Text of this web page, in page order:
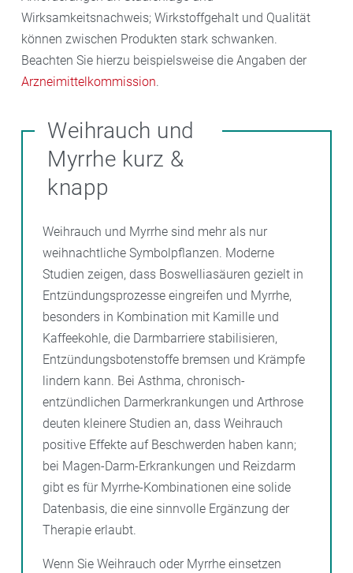
Wirksamkeitsnachweis; Wirkstoffgehalt und Qualität
können zwischen Produkten stark schwanken.
Beachten Sie hierzu beispielsweise die Angaben der
Arzneimittelkommission.
Weihrauch und
Myrrhe kurz &
knapp
Weihrauch und Myrrhe sind mehr als nur
weihnachtliche Symbolpflanzen. Moderne
Studien zeigen, dass Boswelliasäuren gezielt in
Entzündungsprozesse eingreifen und Myrrhe,
besonders in Kombination mit Kamille und
Kaffeekohle, die Darmbarriere stabilisieren,
Entzündungsbotenstoffe bremsen und Krämpfe
lindern kann. Bei Asthma, chronisch-
entzündlichen Darmerkrankungen und Arthrose
deuten kleinere Studien an, dass Weihrauch
positive Effekte auf Beschwerden haben kann;
bei Magen-Darm-Erkrankungen und Reizdarm
gibt es für Myrrhe-Kombinationen eine solide
Datenbasis, die eine sinnvolle Ergänzung der
Therapie erlaubt.
Wenn Sie Weihrauch oder Myrrhe einsetzen